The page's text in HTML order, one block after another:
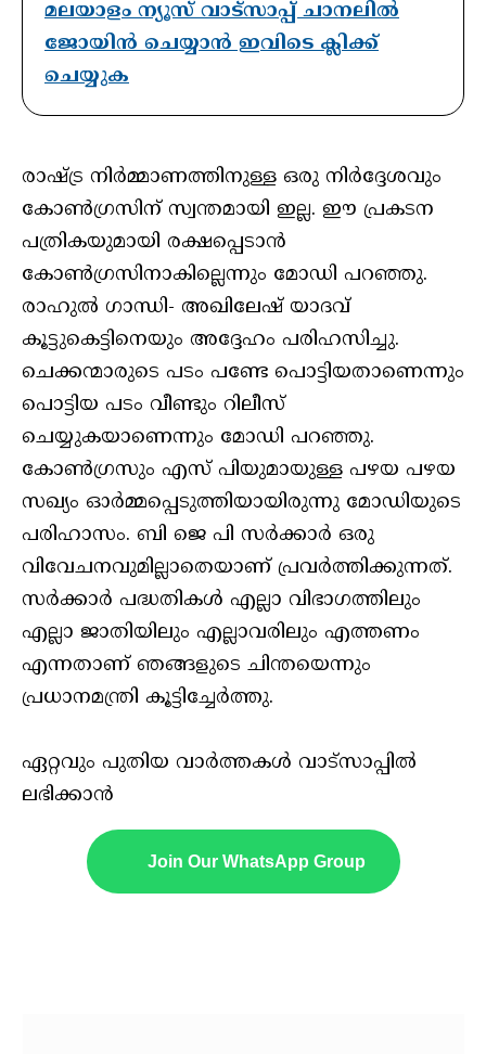
മലയാളം ന്യൂസ് വാട്സാപ്പ് ചാനലിൽ
ജോയിൻ ചെയ്യാൻ ഇവിടെ ക്ലിക്ക്
ചെയ്യുക
രാഷ്ട്ര നിര്‍മ്മാണത്തിനുള്ള ഒരു നിര്‍ദ്ദേശവും
കോണ്‍ഗ്രസിന് സ്വന്തമായി ഇല്ല. ഈ പ്രകടന
പത്രികയുമായി രക്ഷപ്പെടാന്‍
കോണ്‍ഗ്രസിനാകില്ലെന്നും മോഡി പറഞ്ഞു.
രാഹുല്‍ ഗാന്ധി- അഖിലേഷ് യാദവ്
കൂട്ടുകെട്ടിനെയും അദ്ദേഹം പരിഹസിച്ചു.
ചെക്കന്മാരുടെ പടം പണ്ടേ പൊട്ടിയതാണെന്നും
പൊട്ടിയ പടം വീണ്ടും റിലീസ്
ചെയ്യുകയാണെന്നും മോഡി പറഞ്ഞു.
കോണ്‍ഗ്രസും എസ് പിയുമായുള്ള പഴയ പഴയ
സഖ്യം ഓര്‍മ്മപ്പെടുത്തിയായിരുന്നു മോഡിയുടെ
പരിഹാസം. ബി ജെ പി സര്‍ക്കാര്‍ ഒരു
വിവേചനവുമില്ലാതെയാണ് പ്രവര്‍ത്തിക്കുന്നത്.
സര്‍ക്കാര്‍ പദ്ധതികള്‍ എല്ലാ വിഭാഗത്തിലും
എല്ലാ ജാതിയിലും എല്ലാവരിലും എത്തണം
എന്നതാണ് ഞങ്ങളുടെ ചിന്തയെന്നും
പ്രധാനമന്ത്രി കൂട്ടിച്ചേര്‍ത്തു.
ഏറ്റവും പുതിയ വാർത്തകൾ വാട്സാപ്പിൽ
ലഭിക്കാൻ
Join Our WhatsApp Group